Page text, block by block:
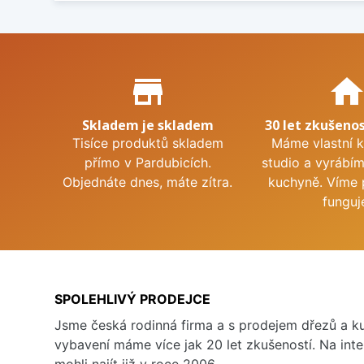
Proč nakupovat u nás?
store_mall_directory
Skladem je skladem
Tisíce produktů skladem
přímo v Pardubicích.
Objednáte dnes, máte zítra.
home
30 let
Máme vlastní
studio a
kuchyně. Víme
SPOLEHLIVÝ PRODEJCE
Jsme česká rodinná firma a s prodejem dřezů a
vybavení máme více jak 20 let zkušeností. Na